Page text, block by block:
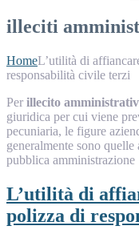
illeciti
HomeL’utilità di
responsabilità civile terzi
Per illecito
giuridica per cui viene
pecuniaria, le figure
generalmente sono
pubblica amministrazione
L’utilità di
polizza di